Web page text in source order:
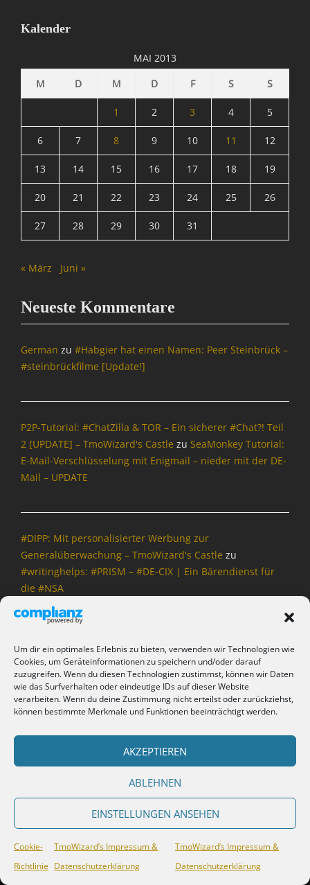
Um dir ein optimales Erlebnis zu bieten, verwenden wir Technologien wie
Cookies, um Geräteinformationen zu speichern und/oder darauf
zuzugreifen. Wenn du diesen Technologien zustimmst, können wir Daten
wie das Surfverhalten oder eindeutige IDs auf dieser Website
verarbeiten. Wenn du deine Zustimmung nicht erteilst oder zurückziehst,
können bestimmte Merkmale und Funktionen beeinträchtigt werden.
AKZEPTIEREN
ABLEHNEN
EINSTELLUNGEN ANSEHEN
Cookie-
Richtlinie
TmoWizard’s Impressum &
Datenschutzerklärung
TmoWizard’s Impressum &
Datenschutzerklärung
Kalender
MAI 2013
M
D M D F S S
1 2 3 4 5
6 7 8 9 10 11 12
13 14 15 16 17 18 19
20 21 22 23 24 25 26
27 28 29 30 31
« März Juni »
Neueste Kommentare
German zu #Habgier hat einen Namen: Peer Steinbrück –
#steinbrückfilme [Update!]
P2P-Tutorial: #ChatZilla & TOR – Ein sicherer #Chat?! Teil
2 [UPDATE] – TmoWizard's Castle zu SeaMonkey Tutorial:
E-Mail-Verschlüsselung mit Enigmail – nieder mit der DE-
Mail – UPDATE
#DIPP: Mit personalisierter Werbung zur
Generalüberwachung – TmoWizard's Castle zu
#writinghelps: #PRISM – #DE-CIX | Ein Bärendienst für
die #NSA
#SPAM: Microsoft account Unusual sign-in activity –
TmoWizard's CastlezuSeaMonkey-Tutorial: Downloads
und Mails unter Linux mit ClamAV prüfen [UPDATE]
Server? – TmoWizard's Castle zu P2P-Tutorial – #YaCy und
HTTPS: Die sichere Suchmaschine!
Nur Worte